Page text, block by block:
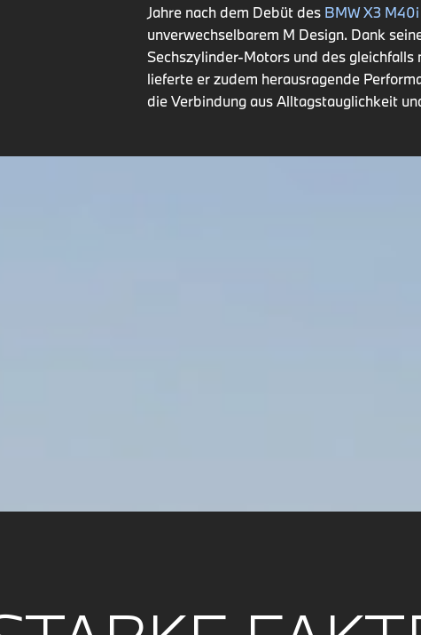
Jahre nach dem Debüt des BMW X3 M40i
unverwechselbarem M Design. Dank
Sechszylinder-Motors und des
lieferte er zudem herausragende
die Verbindung aus Alltagstauglichkeit